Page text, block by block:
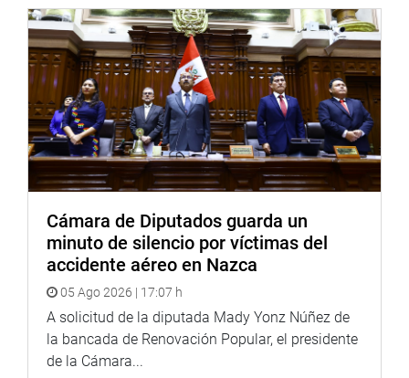
OFICINA DE COMUNICACIONES E IMAGEN
INSTITUCIONAL
Cámara de Diputados guarda un
minuto de silencio por víctimas del
accidente aéreo en Nazca
05 Ago 2026 | 17:07 h
A solicitud de la diputada Mady Yonz Núñez de
la bancada de Renovación Popular, el presidente
de la Cámara...